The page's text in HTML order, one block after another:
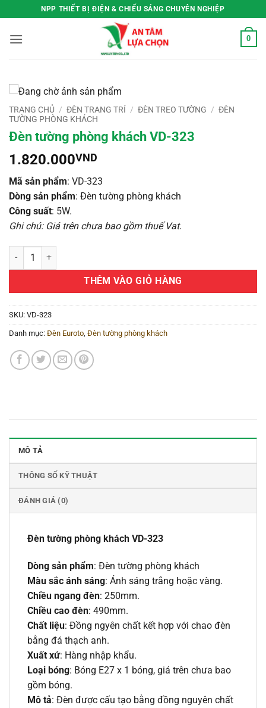
qua
nội
NPP THIẾT BỊ ĐIỆN & CHIẾU SÁNG CHUYÊN NGHIỆP
0
TRANG CHỦ / ĐÈN TRANG TRÍ / ĐÈN TREO TƯỜNG / ĐÈN
TƯỜNG PHÒNG KHÁCH
Đèn tường phòng khách VD-323
1.820.000VND
Mã sản phẩm: VD-323
Dòng sản phẩm: Đèn tường phòng khách
Công suất: 5W.
Ghi chú: Giá trên chưa bao gồm thuế Vat.
Đèn tường phòng khách VD-323 số lượng
THÊM VÀO GIỎ HÀNG
SKU: VD-323
Danh mục: Đèn Euroto Đèn tường phòng khách
MÔ TẢ
THÔNG SỐ KỸ THUẬT
ĐÁNH GIÁ (0)
Đèn tường phòng khách VD-323
Dòng sản phẩm: Đèn tường phòng khách
Màu sắc ánh sáng: Ánh sáng trắng hoặc vàng.
Chiều ngang đèn: 250mm.
Chiều cao đèn: 490mm.
Chất liệu: Đồng ngyên chất kết hợp với chao đèn
bằng đá thạch anh.
Xuất xứ: Hàng nhập khẩu.
Loại bóng: Bóng E27 x 1 bóng, giá trên chưa bao
gồm bóng.
Mô tả: Đèn được cấu tạo bằng đồng nguyên chất